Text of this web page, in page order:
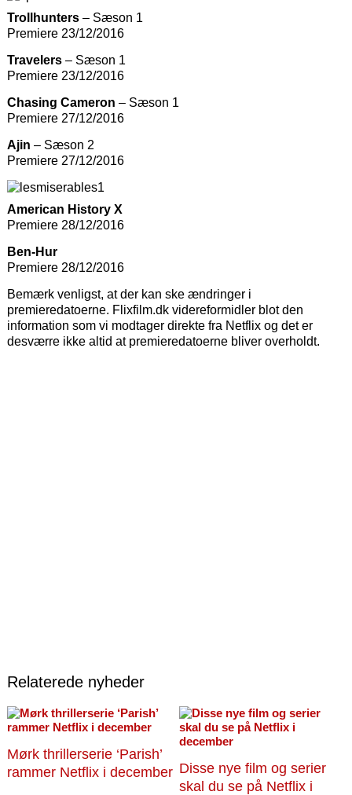
Trollhunters – Sæson 1
Premiere 23/12/2016
Travelers– Sæson 1
Premiere 23/12/2016
Chasing Cameron – Sæson 1
Premiere 27/12/2016
Ajin – Sæson 2
Premiere 27/12/2016
American History X
Premiere 28/12/2016
Ben-Hur
Premiere 28/12/2016
Bemærk venligst, at der kan ske ændringer i
premieredatoerne. Flixfilm.dk videreformidler blot den
information som vi modtager direkte fra Netflix og det er
desværre ikke altid at premieredatoerne bliver overholdt.
Relaterede nyheder
Mørk thrillerserie ‘Parish’
rammer Netflix i december Disse nye film og serier
skal du se på Netflix i